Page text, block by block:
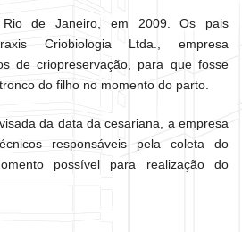
de Janeiro, em 2009. Os pais
Criobiologia Ltda., empresa
de criopreservação, para que fosse
do filho no momento do parto.
da data da cesariana, a empresa
responsáveis pela coleta do
possível para realização do